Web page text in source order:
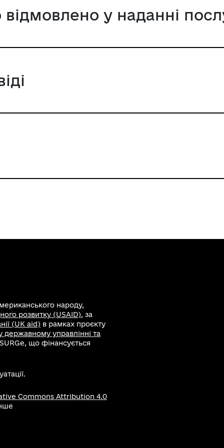
у наданні
народу,
розвитку (USAID), за
(UK aid) в рамках проєкту
державному управлінні та
що фінансується
Commons Attribution 4.0